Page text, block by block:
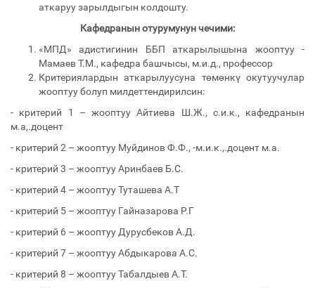
аткаруу зарылдыгын колдошту.
Кафедранын отурумунун чечими:
«МПД» адистигинин ББП аткарылышына жооптуу -
Мамаев Т.М., кафедра башчысы, м.и.д., профессор
Критериялардын аткарылуусуна төмөнкү окутуучулар
жооптуу болуп милдеттендирилсин:
- критерий 1 – жооптуу Айтиева Ш.Ж., с.и.к., кафедранын
м.а,.доцент
- критерий 2 – жооптуу Муйдинов Ф.Ф., -м.и.к.,.доцент м.а.
- критерий 3 – жооптуу Аринбаев Б.С.
- критерий 4 – жооптуу Туташева А.Т
- критерий 5 – жооптуу Гайназарова Р.Г
- критерий 6 – жооптуу Дурусбеков А.Д.
- критерий 7 – жооптуу Абдыкарова А.С.
- критерий 8 – жооптуу Табалдыев А.Т.